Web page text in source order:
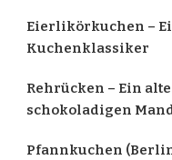
Eierlikörkuchen –
Kuchenklassiker
Rehrücken – Ein
schokoladigen
Pfannkuchen